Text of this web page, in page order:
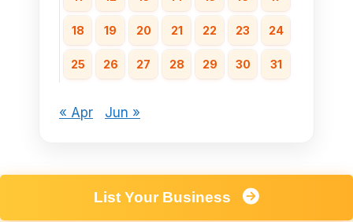
18 19 20 21 22 23 24
25 26 27 28 29 30 31
« Apr Jun »
List Your Business